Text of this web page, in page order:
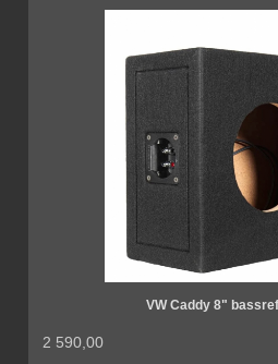
VW Caddy 8"
2 590,00